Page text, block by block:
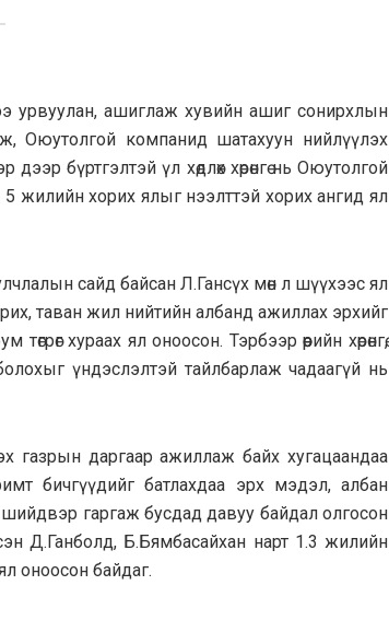
урвуулан, ашиглаж хувийн ашиг сонирхлын
Оюутолгой компанид шатахуун нийлүүлэх
бүртгэлтэй үл хөдлөх хөрөнгө нь Оюутолгой
5 жилийн хорих ялыг нээлттэй хорих ангид ял
сайд байсан Л.Гансүх мөн л шүүхээс ял
таван жил нийтийн албанд ажиллах эрхийг
хураах ял оноосон. Тэрбээр өөрийн хөрөнгө,
үндэслэлтэй тайлбарлаж чадаагүй нь
газрын даргаар ажиллаж байх хугацаандаа
бичгүүдийг батлахдаа эрх мэдэл, албан
гаргаж бусдад давуу байдал олгосон
Д.Ганболд, Б.Бямбасайхан нарт 1.3 жилийн
оноосон байдаг.